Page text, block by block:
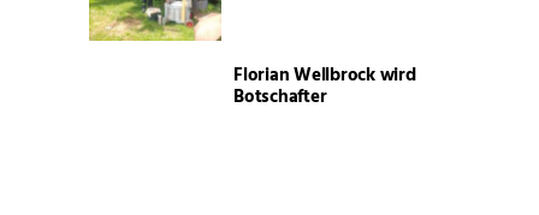
Florian Wellbrock wird
Botschafter